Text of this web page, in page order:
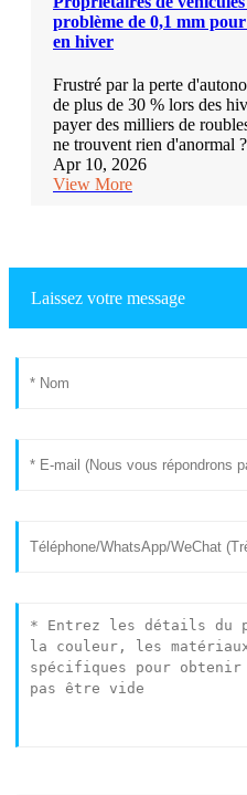
problème de 0,1 mm
en hiver
Frustré par la perte
de plus de 30 % lors des
payer des milliers de
ne trouvent rien d'anormal ?
Apr 10, 2026
View More
Laissez votre message